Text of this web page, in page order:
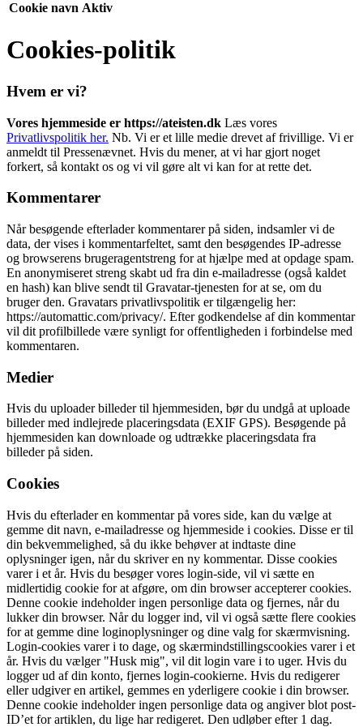
Cookie navn Aktiv
Cookies-politik
Hvem er vi?
Vores hjemmeside er https://ateisten.dk Læs vores
Privatlivspolitik her. Nb. Vi er et lille medie drevet af frivillige. Vi er
anmeldt til Pressenævnet. Hvis du mener, at vi har gjort noget
forkert, så kontakt os og vi vil gøre alt vi kan for at rette det.
Kommentarer
Når besøgende efterlader kommentarer på siden, indsamler vi de
data, der vises i kommentarfeltet, samt den besøgendes IP-adresse
og browserens brugeragentstreng for at hjælpe med at opdage spam.
En anonymiseret streng skabt ud fra din e-mailadresse (også kaldet
en hash) kan blive sendt til Gravatar-tjenesten for at se, om du
bruger den. Gravatars privatlivspolitik er tilgængelig her:
https://automattic.com/privacy/. Efter godkendelse af din kommentar
vil dit profilbillede være synligt for offentligheden i forbindelse med
kommentaren.
Medier
Hvis du uploader billeder til hjemmesiden, bør du undgå at uploade
billeder med indlejrede placeringsdata (EXIF GPS). Besøgende på
hjemmesiden kan downloade og udtrække placeringsdata fra
billeder på siden.
Cookies
Hvis du efterlader en kommentar på vores side, kan du vælge at
gemme dit navn, e-mailadresse og hjemmeside i cookies. Disse er til
din bekvemmelighed, så du ikke behøver at indtaste dine
oplysninger igen, når du skriver en ny kommentar. Disse cookies
varer i et år. Hvis du besøger vores login-side, vil vi sætte en
midlertidig cookie for at afgøre, om din browser accepterer cookies.
Denne cookie indeholder ingen personlige data og fjernes, når du
lukker din browser. Når du logger ind, vil vi også sætte flere cookies
for at gemme dine loginoplysninger og dine valg for skærmvisning.
Login-cookies varer i to dage, og skærmindstillingscookies varer i et
år. Hvis du vælger "Husk mig", vil dit login vare i to uger. Hvis du
logger ud af din konto, fjernes login-cookierne. Hvis du redigerer
eller udgiver en artikel, gemmes en yderligere cookie i din browser.
Denne cookie indeholder ingen personlige data og angiver blot post-
ID’et for artiklen, du lige har redigeret. Den udløber efter 1 dag.